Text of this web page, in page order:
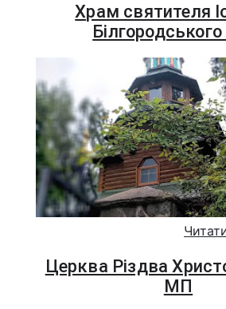
Храм святителя
Церква Різдва
МП